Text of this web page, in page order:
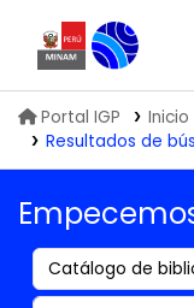
Portal IGP Inicio
Resultados de